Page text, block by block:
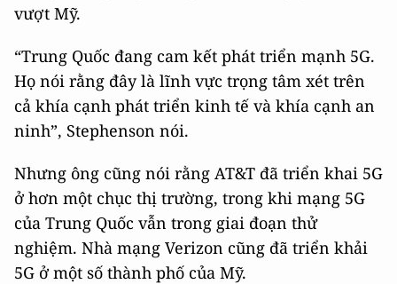
vượt Mỹ.
“Trung Quốc đang cam kết phát triển mạnh 5G.
Họ nói rằng đây là lĩnh vực trọng tâm xét trên
cả khía cạnh phát triển kinh tế và khía cạnh an
ninh”, Stephenson nói.
Nhưng ông cũng nói rằng AT&T đã triển khai 5G
ở hơn một chục thị trường, trong khi mạng 5G
của Trung Quốc vẫn trong giai đoạn thử
nghiệm. Nhà mạng Verizon cũng đã triển khải
5G ở một số thành phố của Mỹ.